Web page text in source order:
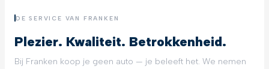
DE SERVICE VAN FRANKEN
Plezier. Kwaliteit. Betrokkenheid.
Bij Franken koop je geen auto — je beleeft het. We nemen